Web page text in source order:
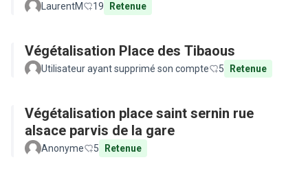
LaurentM 19 Retenue
Végétalisation Place des Tibaous
Utilisateur ayant supprimé son compte 5 Retenue
Végétalisation place saint sernin rue
alsace parvis de la gare
Anonyme 5 Retenue